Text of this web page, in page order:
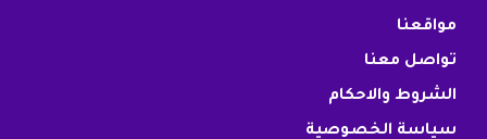
مواقعنا
تواصل معنا
الشروط والاحكام
سياسة الخصوصية